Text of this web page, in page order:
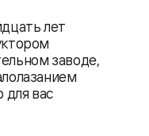
лет
заводе,
для вас